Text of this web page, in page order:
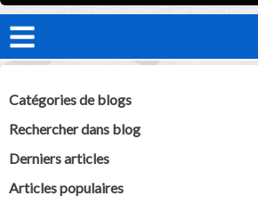
Catégories de blogs
Rechercher dans blog
Derniers articles
Articles populaires